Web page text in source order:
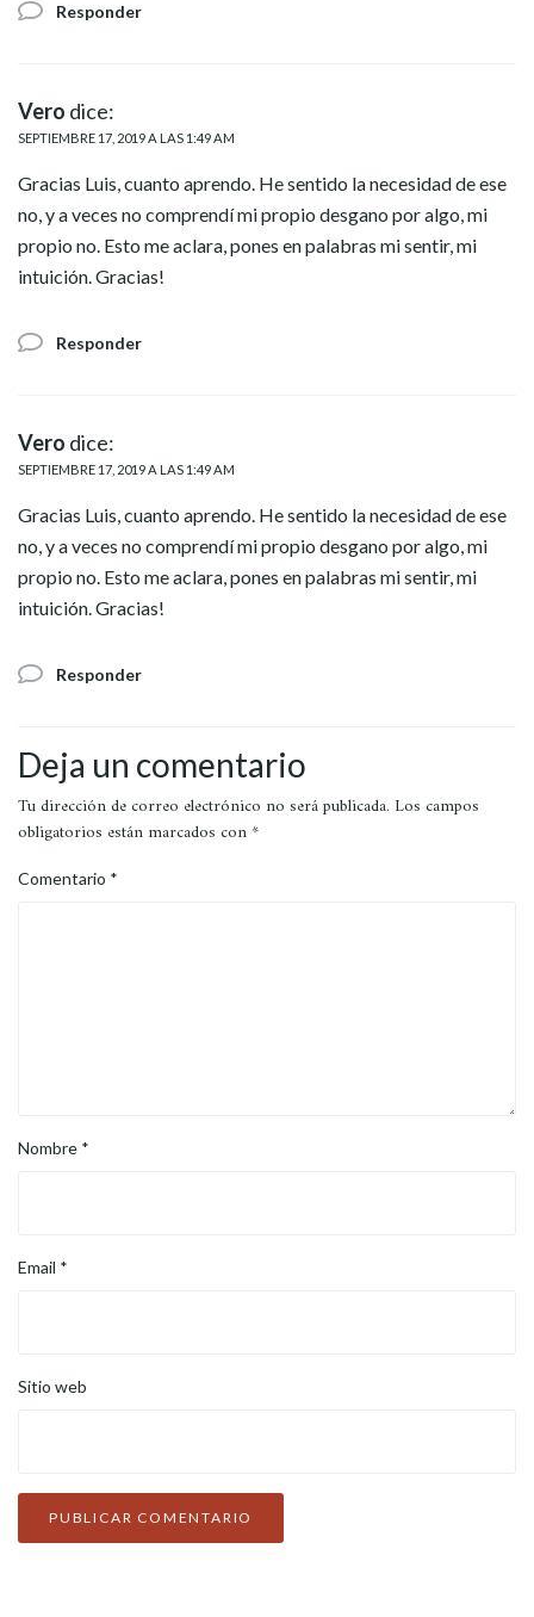
Responder
Vero dice:
SEPTIEMBRE 17, 2019 A LAS 1:49 AM
Gracias Luis, cuanto aprendo. He sentido la necesidad de ese
no, y a veces no comprendí mi propio desgano por algo, mi
propio no. Esto me aclara, pones en palabras mi sentir, mi
intuición. Gracias!
Responder
Vero dice:
SEPTIEMBRE 17, 2019 A LAS 1:49 AM
Gracias Luis, cuanto aprendo. He sentido la necesidad de ese
no, y a veces no comprendí mi propio desgano por algo, mi
propio no. Esto me aclara, pones en palabras mi sentir, mi
intuición. Gracias!
Responder
Deja un comentario
Tu dirección de correo electrónico no será publicada. Los campos
obligatorios están marcados con *
Comentario *
Nombre *
Email *
Sitio web